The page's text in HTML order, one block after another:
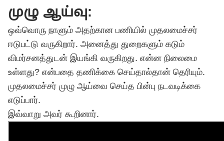
முழு ஆய்வு:
ஒவ்வொரு நாளும் அதற்கான பணியில் முதலமைச்சர்
ஈடுபட்டு வருகிறார். அனைத்து துறைகளும் கடும்
விமர்சனத்துடன் இயங்கி வருகிறது. என்ன நிலைமை
உள்ளது? என்பதை தணிக்கை செய்தால்தான் தெரியும்.
முதலமைச்சர் முழு ஆய்வை செய்த பின்பு நடவடிக்கை
எடுப்பார்.
இவ்வாறு அவர் கூறினார்.